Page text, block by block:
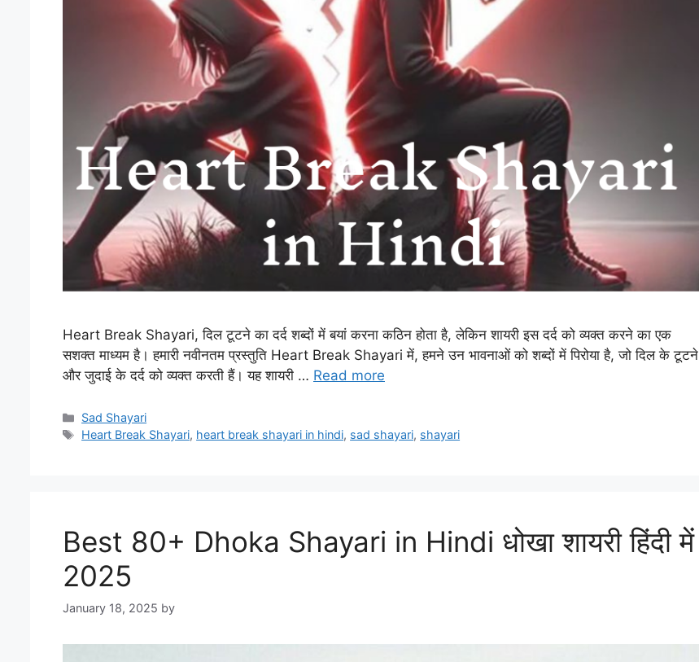
Heart Break Shayari, दिल टूटने का दर्द शब्दों में बयां करना कठिन होता है, लेकिन शायरी इस दर्द को व्यक्त करने का एक
सशक्त माध्यम है। हमारी नवीनतम प्रस्तुति Heart Break Shayari में, हमने उन भावनाओं को शब्दों में पिरोया है, जो दिल के टूटने
और जुदाई के दर्द को व्यक्त करती हैं। यह शायरी … Read more
Categories
Sad Shayari
Tags
Heart Break Shayari, heart break shayari in hindi, sad shayari, shayari
Best 80+ Dhoka Shayari in Hindi धोखा शायरी हिंदी में
2025
January 18, 2025 by